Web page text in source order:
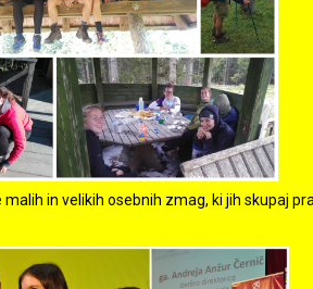
in velikih osebnih zmag, ki jih skupaj